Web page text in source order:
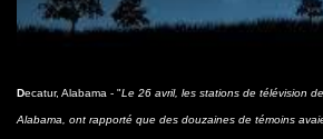
Decatur, Alabama - "Le 26 avril, les stations de télévision
Alabama, ont rapporté que des douzaines de témoins